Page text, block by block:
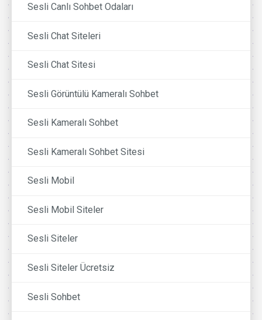
Sesli Canlı Sohbet Odaları
Sesli Chat Siteleri
Sesli Chat Sitesi
Sesli Görüntülü Kameralı Sohbet
Sesli Kameralı Sohbet
Sesli Kameralı Sohbet Sitesi
Sesli Mobil
Sesli Mobil Siteler
Sesli Siteler
Sesli Siteler Ücretsiz
Sesli Sohbet